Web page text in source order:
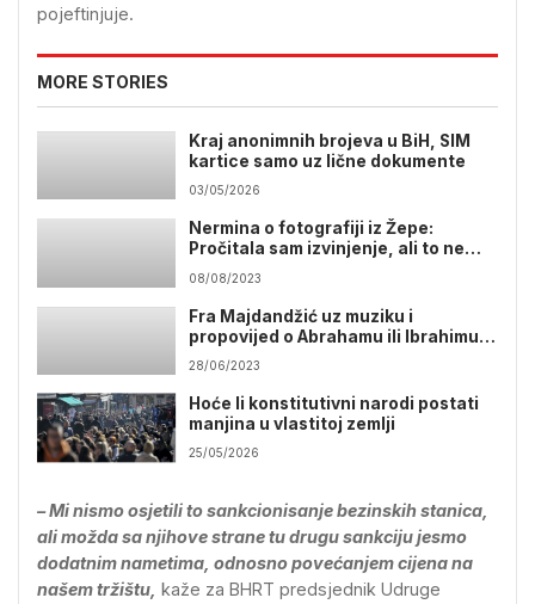
pojeftinjuje.
MORE STORIES
Kraj anonimnih brojeva u BiH, SIM
kartice samo uz lične dokumente
03/05/2026
Nermina o fotografiji iz Žepe:
Pročitala sam izvinjenje, ali to ne
prihvatam
08/08/2023
Fra Majdandžić uz muziku i
propovijed o Abrahamu ili Ibrahimu
čestitao Kurban-bajram
28/06/2023
Hoće li konstitutivni narodi postati
manjina u vlastitoj zemlji
25/05/2026
– Mi nismo osjetili to sankcionisanje bezinskih stanica,
ali možda sa njihove strane tu drugu sankciju jesmo
dodatnim nametima, odnosno povećanjem cijena na
našem tržištu, kaže za BHRT predsjednik Udruge